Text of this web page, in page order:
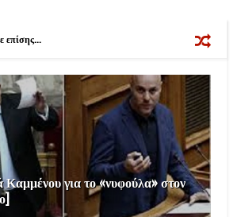
o
e
r
επίσης...
για το «νυφούλα» στον